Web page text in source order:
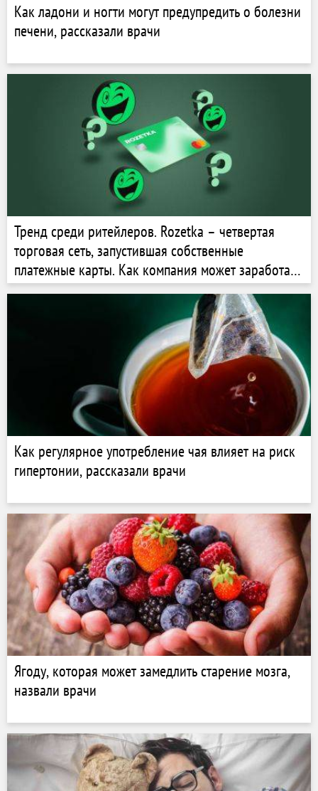
Как ладони и ногти могут предупредить о болезни
печени, рассказали врачи
Тренд среди ритейлеров. Rozetka – четвертая
торговая сеть, запустившая собственные
платежные карты. Как компания может заработать
на этом
Как регулярное употребление чая влияет на риск
гипертонии, рассказали врачи
Ягоду, которая может замедлить старение мозга,
назвали врачи